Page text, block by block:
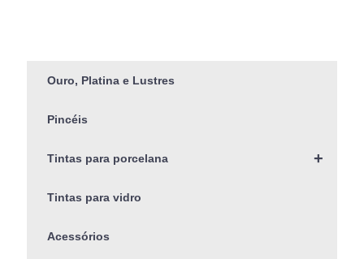
Ouro, Platina e Lustres
Pincéis
+
Tintas para porcelana
Tintas para vidro
Acessórios